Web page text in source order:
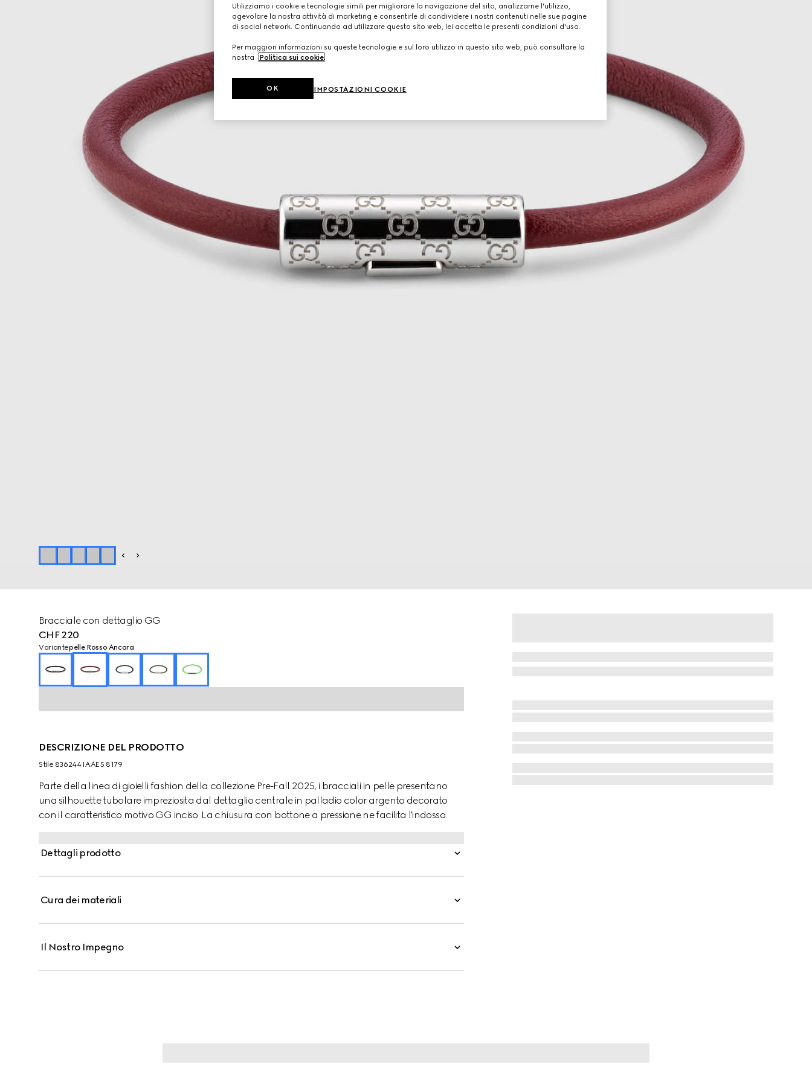
Bracciale con dettaglio GG
CHF 220
Variantepelle Rosso Ancora
DESCRIZIONE DEL PRODOTTO
Stile ‎836244 IAAE5 8179
Parte della linea di gioielli fashion della collezione Pre-Fall 2025, i bracciali in pelle presentano
una silhouette tubolare impreziosita dal dettaglio centrale in palladio color argento decorato
con il caratteristico motivo GG inciso. La chiusura con bottone a pressione ne facilita l'indosso.
Dettagli prodotto
Cura dei materiali
Il Nostro Impegno
Utilizziamo i cookie e tecnologie simili per migliorare la navigazione del sito, analizzarne l'utilizzo,
agevolare la nostra attività di marketing e consentirle di condividere i nostri contenuti nelle sue pagine
di social network. Continuando ad utilizzare questo sito web, lei accetta le presenti condizioni d'uso.
Per maggiori informazioni su queste tecnologie e sul loro utilizzo in questo sito web, può consultare la
nostra
Politica sui cookie
IMPOSTAZIONI COOKIE
OK